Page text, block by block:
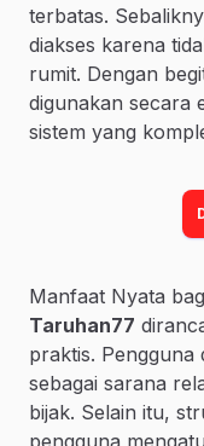
terbatas.
diakses karena
rumit. Dengan
digunakan secara
sistem yang
Manfaat Nyata
Taruhan77
praktis. Pengguna
sebagai sarana
bijak. Selain itu,
pengguna